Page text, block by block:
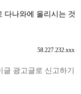
다나와에 올리시는 것
58.227.232.xxx
글 광고글로 신고하기